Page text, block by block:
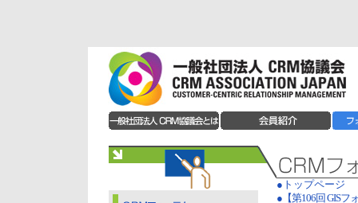
●トップページ
●【第106回 GISフ